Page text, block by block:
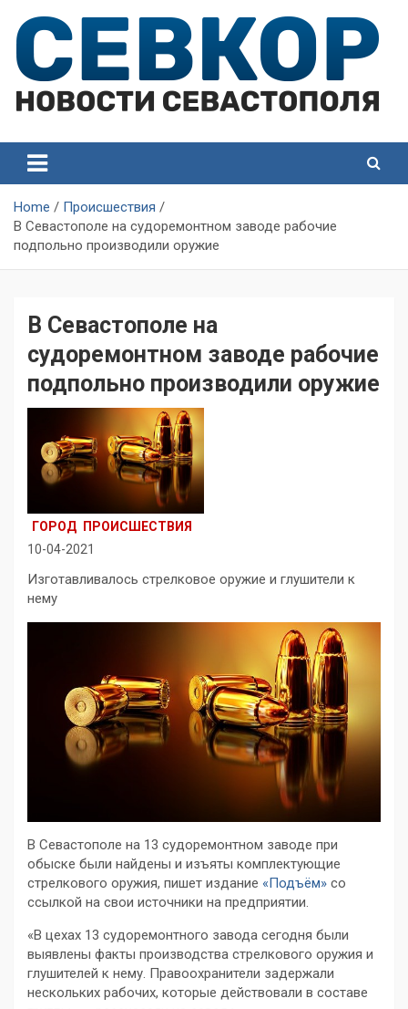
content
Севастополя
Севастополя
Home
Происшествия
В Севастополе на судоремонтном заводе рабочие
подпольно производили оружие
В Севастополе на
судоремонтном заводе рабочие
подпольно производили оружие
ГОРОД
ПРОИСШЕСТВИЯ
10-04-2021
Изготавливалось стрелковое оружие и глушители к
нему
В Севастополе на 13 судоремонтном заводе при
обыске были найдены и изъяты комплектующие
стрелкового оружия, пишет издание «Подъём» со
ссылкой на свои источники на предприятии.
«В цехах 13 судоремонтного завода сегодня были
выявлены факты производства стрелкового оружия и
глушителей к нему. Правоохранители задержали
нескольких рабочих, которые действовали в составе